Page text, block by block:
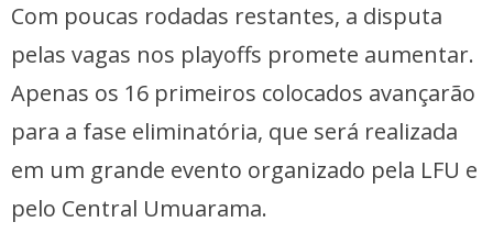
Com poucas rodadas restantes, a disputa
pelas vagas nos playoffs promete aumentar.
Apenas os 16 primeiros colocados avançarão
para a fase eliminatória, que será realizada
em um grande evento organizado pela LFU e
pelo Central Umuarama.